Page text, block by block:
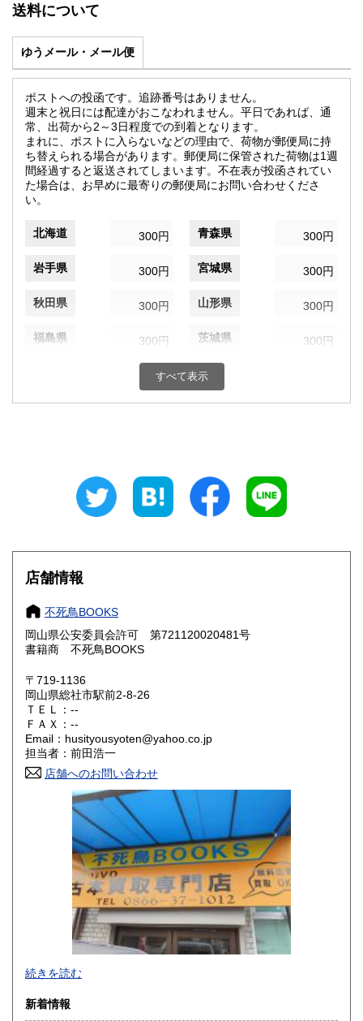
送料について
ゆうメール・メール便
ポストへの投函です。追跡番号はありません。
週末と祝日には配達がおこなわれません。平日であれば、通
常、出荷から2～3日程度での到着となります。
まれに、ポストに入らないなどの理由で、荷物が郵便局に持
ち替えられる場合があります。郵便局に保管された荷物は1週
間経過すると返送されてしまいます。不在表が投函されてい
た場合は、お早めに最寄りの郵便局にお問い合わせくださ
い。
北海道 300円 青森県 300円
岩手県 300円 宮城県 300円
秋田県 300円 山形県 300円
福島県 300円 茨城県 300円
300円 群馬県
埼玉県 千葉県
300円 富山県
300円 福井県
300円 300円
岐阜県
愛知県
滋賀県 300円
大阪府 300円
奈良県
鳥取県
300円 広島県
300円 徳島県
300円 愛媛県
300円 福岡県
300円 長崎県
熊本県
宮崎県
すべて表示
店舗情報
不死鳥BOOKS
岡山県公安委員会許可 第721120020481号
書籍商 不死鳥BOOKS
〒719-1136
岡山県総社市駅前2-8-26
ＴＥＬ：--
ＦＡＸ：--
Email：husityousyoten@yahoo.co.jp
担当者：前田浩一
店舗へのお問い合わせ
不死鳥BOOKSでは、書籍だけでなくCD、DVD、レコード、
ゲーム、おもちゃ、骨董品まであらゆるものの買い取りがで
にお問い合わせください。出張費は、無料です。
続きを読む
新着情報